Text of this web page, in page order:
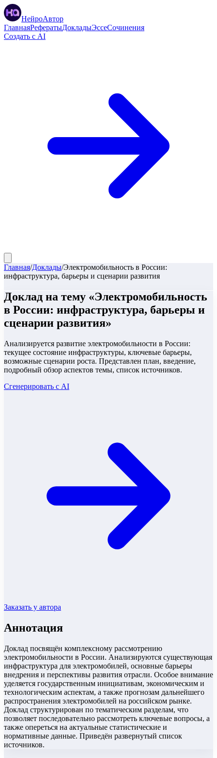
НейроАвтор
ГлавнаяРефератыДокладыЭссеСочинения
Создать с AI
Главная/Доклады/Электромобильность в России:
инфраструктура, барьеры и сценарии развития
Доклад на тему «Электромобильность
в России: инфраструктура, барьеры и
сценарии развития»
Анализируется развитие электромобильности в России:
текущее состояние инфраструктуры, ключевые барьеры,
возможные сценарии роста. Представлен план, введение,
подробный обзор аспектов темы, список источников.
Сгенерировать с AI
Заказать у автора
Аннотация
Доклад посвящён комплексному рассмотрению
электромобильности в России. Анализируются существующая
инфраструктура для электромобилей, основные барьеры
внедрения и перспективы развития отрасли. Особое внимание
уделяется государственным инициативам, экономическим и
технологическим аспектам, а также прогнозам дальнейшего
распространения электромобилей на российском рынке.
Доклад структурирован по тематическим разделам, что
позволяет последовательно рассмотреть ключевые вопросы, а
также опереться на актуальные статистические и
нормативные данные. Приведён развернутый список
источников.